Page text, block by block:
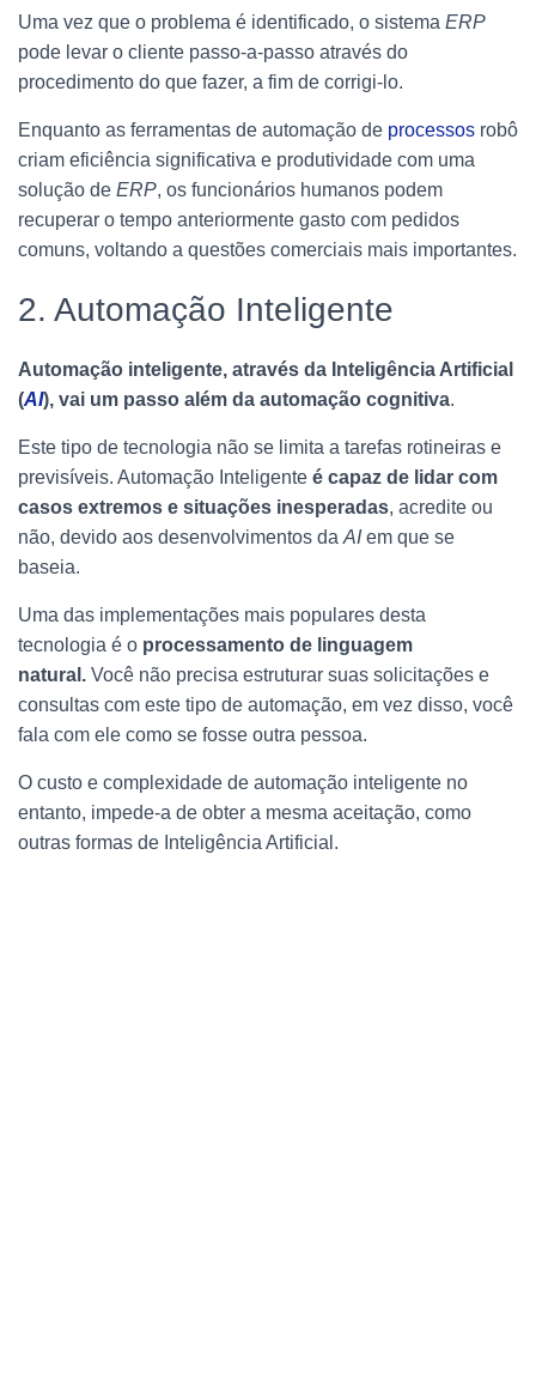
Uma vez que o problema é identificado, o sistema ERP
pode levar o cliente passo-a-passo através do
procedimento do que fazer, a fim de corrigi-lo.
Enquanto as ferramentas de automação de processos robô
criam eficiência significativa e produtividade com uma
solução de ERP, os funcionários humanos podem
recuperar o tempo anteriormente gasto com pedidos
comuns, voltando a questões comerciais mais importantes.
2. Automação Inteligente
Automação inteligente, através da Inteligência Artificial
(AI), vai um passo além da automação cognitiva.
Este tipo de tecnologia não se limita a tarefas rotineiras e
previsíveis. Automação Inteligente é capaz de lidar com
casos extremos e situações inesperadas, acredite ou
não, devido aos desenvolvimentos da AIem que se
baseia.
Uma das implementações mais populares desta
tecnologia é o processamento de linguagem
natural. Você não precisa estruturar suas solicitações e
consultas com este tipo de automação, em vez disso, você
fala com ele como se fosse outra pessoa.
O custo e complexidade de automação inteligente no
entanto, impede-a de obter a mesma aceitação, como
outras formas de Inteligência Artificial.